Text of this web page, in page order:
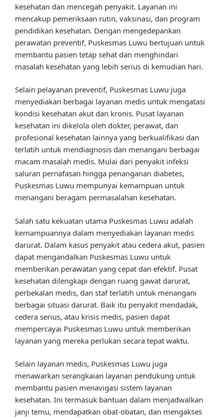
kesehatan dan mencegah penyakit. Layanan ini
mencakup pemeriksaan rutin, vaksinasi, dan program
pendidikan kesehatan. Dengan mengedepankan
perawatan preventif, Puskesmas Luwu bertujuan untuk
membantu pasien tetap sehat dan menghindari
masalah kesehatan yang lebih serius di kemudian hari.
Selain pelayanan preventif, Puskesmas Luwu juga
menyediakan berbagai layanan medis untuk mengatasi
kondisi kesehatan akut dan kronis. Pusat layanan
kesehatan ini dikelola oleh dokter, perawat, dan
profesional kesehatan lainnya yang berkualifikasi dan
terlatih untuk mendiagnosis dan menangani berbagai
macam masalah medis. Mulai dari penyakit infeksi
saluran pernafasan hingga penanganan diabetes,
Puskesmas Luwu mempunyai kemampuan untuk
menangani beragam permasalahan kesehatan.
Salah satu kekuatan utama Puskesmas Luwu adalah
kemampuannya dalam menyediakan layanan medis
darurat. Dalam kasus penyakit atau cedera akut, pasien
dapat mengandalkan Puskesmas Luwu untuk
memberikan perawatan yang cepat dan efektif. Pusat
kesehatan dilengkapi dengan ruang gawat darurat,
perbekalan medis, dan staf terlatih untuk menangani
berbagai situasi darurat. Baik itu penyakit mendadak,
cedera serius, atau krisis medis, pasien dapat
mempercayai Puskesmas Luwu untuk memberikan
layanan yang mereka perlukan secara tepat waktu.
Selain layanan medis, Puskesmas Luwu juga
menawarkan serangkaian layanan pendukung untuk
membantu pasien menavigasi sistem layanan
kesehatan. Ini termasuk bantuan dalam menjadwalkan
janji temu, mendapatkan obat-obatan, dan mengakses